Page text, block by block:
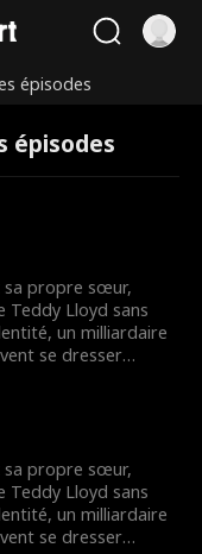
épisodes
épisodes
sa propre sœur,
Teddy Lloyd sans
un milliardaire
se dresser
sa propre sœur,
Teddy Lloyd sans
un milliardaire
se dresser